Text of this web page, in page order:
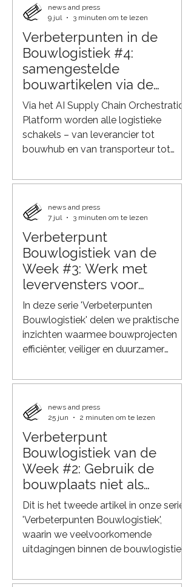
uitgevoerd, met minimale impact op
de omgeving. Daarmee is logistiek
uitgegroeid tot een belangrijke
succesfactor bij aanbestedingen.
Meer dan alleen transport Een goed
logistiek plan gaat verder dan het
Verbeterpunten in de
Bouwlogistiek #4:
samengestelde
bouwartikelen via de
bouwhub aangestuurd
door AI
Via het AI Supply Chain Orchestration
Platform worden alle logistieke
schakels – van leverancier tot
bouwhub en van transporteur tot
verbonden. De Q-Hubs fungeren
en consolidatiepunten waar
materialen worden gecontroleerd,
gecombineerd en omgevormd tot
complete bouwkits.
news and press
9 jul
3 minuten om te lezen
Verbeterpunt
Bouwlogistiek van de
Week #3: Werk met
levervensters voor
leveringen
In deze serie 'Verbeterpunten
Bouwlogistiek' delen we praktische
inzichten waarmee bouwprojecten
efficiënter, veiliger en duurzamer
het voorkomen van directe
het beperken van opslag op de
bouwplaats (#2), richten we ons deze
week op een veelvoorkomende
oorzaak van vertragingen:
ongecoördineerde aankomsttijden
van leveranciers. Iedereen komt
tegelijk Het is een herkenbaar beeld
op veel bouwplaatsen. Aan het be
news and press
7 jul
3 minuten om te lezen
Verbeterpunt
Bouwlogistiek van de
Week #2: Gebruik de
bouwplaats niet als
magazijn
Dit is het tweede artikel in onze serie
'Verbeterpunten Bouwlogistiek',
waarin we veelvoorkomende
uitdagingen binnen de bouwlogistiek
logistieke oplossingen kunnen
news and press
25 jun
2 minuten om te lezen